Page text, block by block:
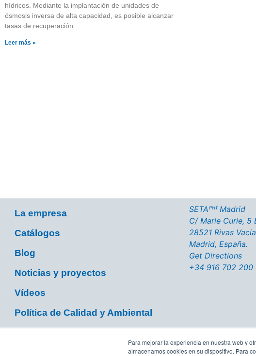
Para mejorar la experiencia en nuestra web y
almacenamos cookies en su dispositivo. Para
hídricos. Mediante la implantación de unidades de
ósmosis inversa de alta capacidad, es posible alcanzar
tasas de recuperación
Leer más »
La empresa
Catálogos
Blog
Noticias y proyectos
Vídeos
Política de Calidad y Ambiental
SETAᴾᴴᵀ Madrid
C/ Marie Curie, 5
28521 Rivas
Madrid, España.
Get Directions
+34 916 702 200